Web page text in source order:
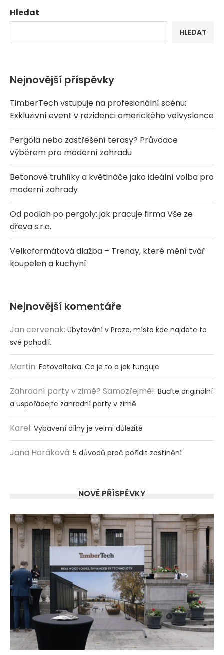
Hledat
HLEDAT
Nejnovější příspěvky
TimberTech vstupuje na profesionální scénu:
Exkluzivní event v rezidenci amerického velvyslance
Pergola nebo zastřešení terasy? Průvodce
výběrem pro moderní zahradu
Betonové truhlíky a květináče jako ideální volba pro
moderní zahrady
Od podlah po pergoly: jak pracuje firma Vše ze
dřeva s.r.o.
Velkoformátová dlažba – Trendy, které mění tvář
koupelen a kuchyní
Nejnovější komentáře
Jan cervenak: Ubytování v Praze, místo kde najdete to
své pohodlí.
Martin: Fotovoltaika: Co je to a jak funguje
Zahradní party v zimě? Samozřejmě!: Buďte originální
a uspořádejte zahradní party v zimě
Karel: Vybavení dílny je velmi důležité
Jana Horáková: 5 důvodů proč pořídit zastínění
NOVÉ PŘÍSPĚVKY